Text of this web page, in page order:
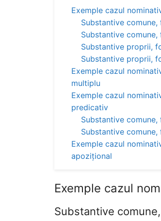
Exemple cazul
Substantive
Substantive
Substantive proprii,
Substantive proprii,
Exemple cazul
multiplu
Exemple cazul
predicativ
Substantive
Substantive
Exemple cazul
apozițional
Exemple cazul
Substantive